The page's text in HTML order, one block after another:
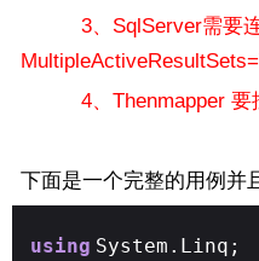
3、 SqlServer需要
4、Thenmapper 要
下面是一个完整的用例并
using System.Linq;